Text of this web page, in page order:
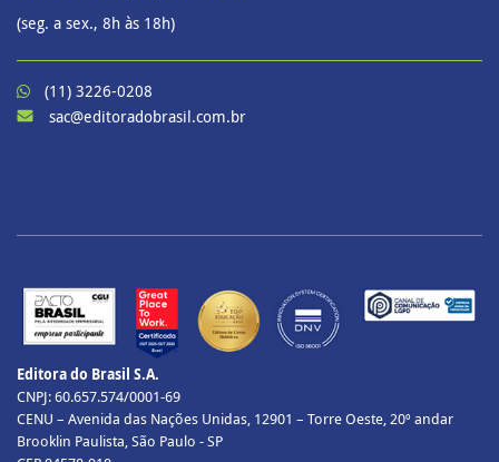
(seg. a sex., 8h às 18h)
(11) 3226-0208
sac@editoradobrasil.com.br
Editora do Brasil S.A.
CNPJ: 60.657.574/0001-69
CENU – Avenida das Nações Unidas, 12901 – Torre Oeste, 20º andar
Brooklin Paulista, São Paulo - SP